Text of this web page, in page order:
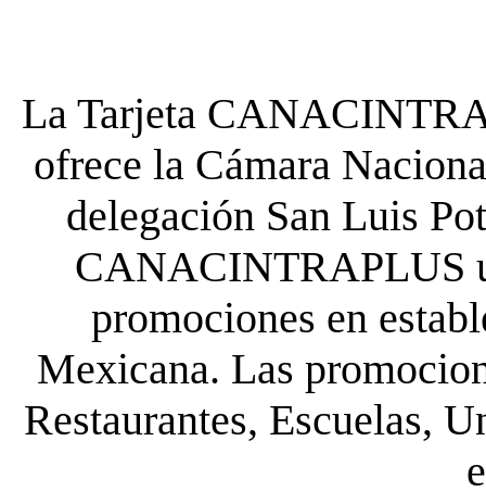
La Tarjeta
ofrece la Cámara
delegación San Luis
CANACINTRAPLUS
promociones en
Mexicana. Las
Restaurantes, Escuelas,